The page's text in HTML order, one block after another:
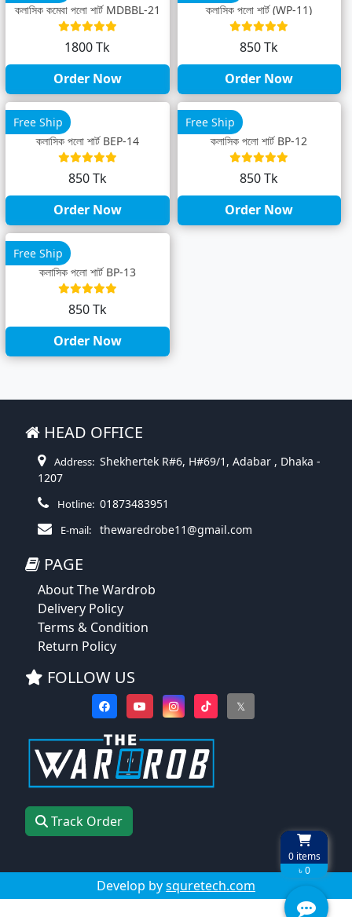
0items
৳ 0
ক্লাসিক কম্বো পলো শার্ট MDBBL-21
1800 Tk
Order Now
ক্লাসিক পলো শার্ট (WP-11)
850 Tk
Order Now
Free Ship
ক্লাসিক পলো শার্ট BEP-14
850 Tk
Order Now
Free Ship
ক্লাসিক পলো শার্ট BP-12
850 Tk
Order Now
Free Ship
ক্লাসিক পলো শার্ট BP-13
850 Tk
Order Now
HEAD OFFICE
Address: Shekhertek R#6, H#69/1, Adabar , Dhaka -
1207
Hotline: 01873483951
E-mail: thewaredrobe11@gmail.com
PAGE
About The Wardrob
Delivery Policy
Terms & Condition
Return Policy
FOLLOW US
𝕏
Track Order
Develop bysquretech.com